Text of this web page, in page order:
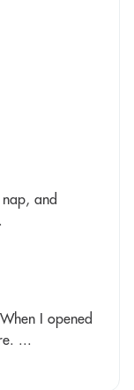
and
I opened
...